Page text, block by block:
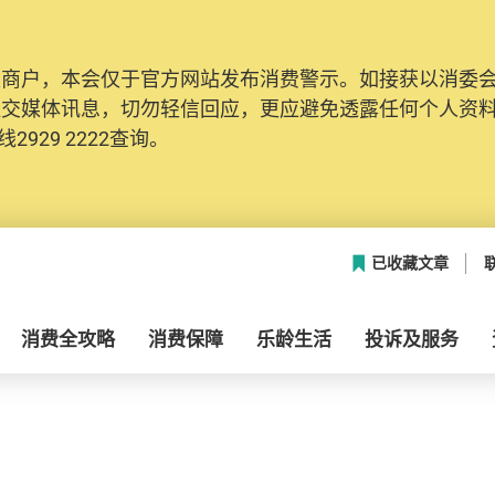
户，本会仅于官方网站发布消费警示。如接获以消委
媒体讯息，切勿轻信回应，更应避免透露任何个人资
2929 2222查询。
已收藏文章
消费全攻略 消费保障 乐龄生活 投诉及服务